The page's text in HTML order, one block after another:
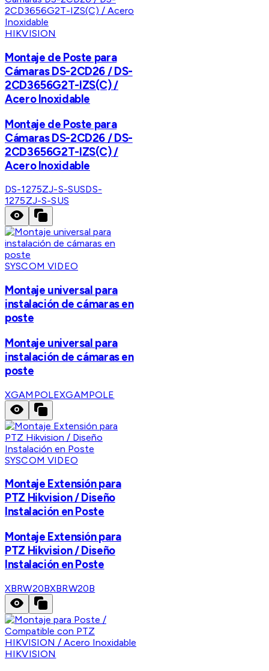
HIKVISION
Montaje de Poste para
Cámaras DS-2CD26 / DS-
2CD3656G2T-IZS(C) /
Acero Inoxidable
Montaje de Poste para
Cámaras DS-2CD26 / DS-
2CD3656G2T-IZS(C) /
Acero Inoxidable
DS-1275ZJ-S-SUSDS-
1275ZJ-S-SUS
SYSCOM VIDEO
Montaje universal para
instalación de cámaras en
poste
Montaje universal para
instalación de cámaras en
poste
XGAMPOLEXGAMPOLE
SYSCOM VIDEO
Montaje Extensión para
PTZ Hikvision / Diseño
Instalación en Poste
Montaje Extensión para
PTZ Hikvision / Diseño
Instalación en Poste
XBRW20BXBRW20B
HIKVISION